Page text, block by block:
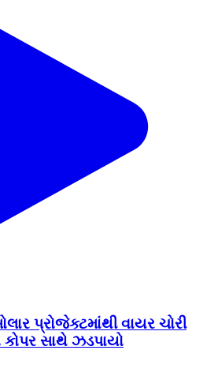
પ્રોજેક્ટમાંથી વાયર ચોરી
સાથે ઝડપાયો